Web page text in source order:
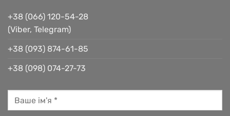
+38 (066) 120-54-28
(Viber, Telegram)
+38 (093) 874-61-85
+38 (098) 074-27-73